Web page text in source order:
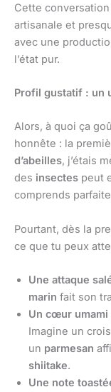
Cette
artisanale et
avec une
l’état pur.
Profil gustatif : un
Alors, à quoi ça
honnête : la
d’abeilles, j’étais
des insectes peut
comprends
Pourtant, dès la
ce que tu peux
Une attaque
marin fait son
Un cœur umami
Imagine un
un parmesan
shiitake.
Une note